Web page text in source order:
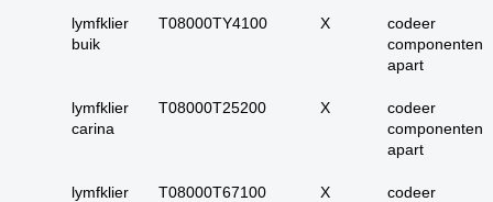
17. alle maligne
huidadnex-tumoren
basaalcelcarcinomen
19. alle (primaire)
20. alle metastasen
lymfklier
buik
T08000TY4100 X
codeer
componenten
apart
lymfklier
carina
T08000T25200 X
codeer
componenten
apart
lymfklier
T08000T67100 X
codeer